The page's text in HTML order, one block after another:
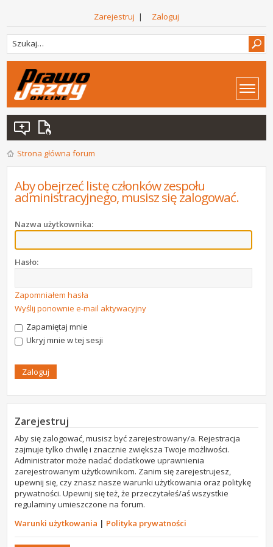
Zarejestruj | Zaloguj
Strona główna forum
Aby obejrzeć listę członków zespołu
administracyjnego, musisz się zalogować.
Nazwa użytkownika:
Hasło:
Zapomniałem hasła
Wyślij ponownie e-mail aktywacyjny
Zapamiętaj mnie
Ukryj mnie w tej sesji
Zarejestruj
Aby się zalogować, musisz być zarejestrowany/a. Rejestracja
zajmuje tylko chwilę i znacznie zwiększa Twoje możliwości.
Administrator może nadać dodatkowe uprawnienia
zarejestrowanym użytkownikom. Zanim się zarejestrujesz,
upewnij się, czy znasz nasze warunki użytkowania oraz politykę
prywatności. Upewnij się też, że przeczytałeś/aś wszystkie
regulaminy umieszczone na forum.
Warunki użytkowania | Polityka prywatności